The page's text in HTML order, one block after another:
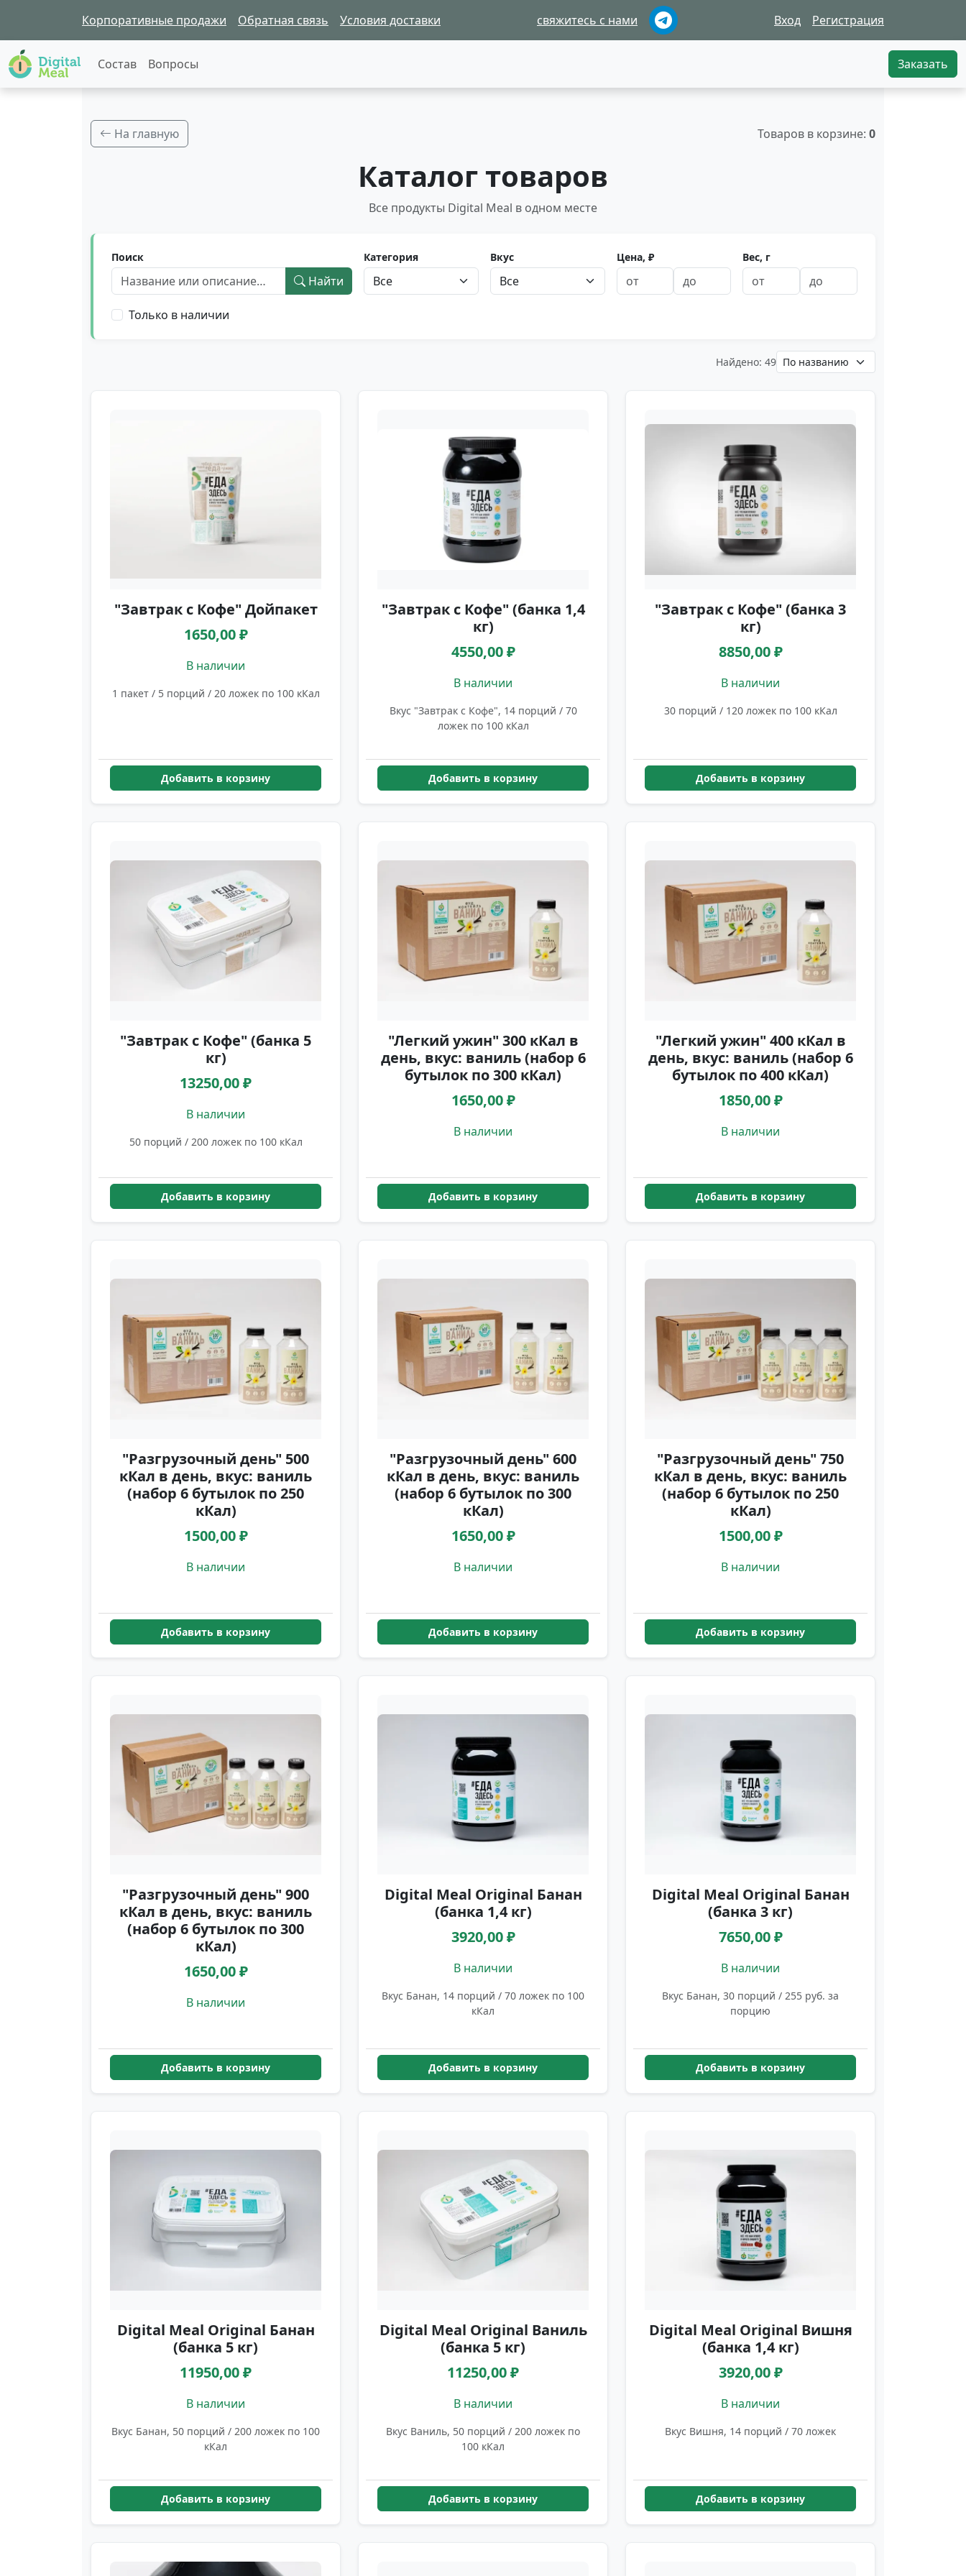
Корпоративные продажи Обратная связь Условия доставки свяжитесь с нами Вход Регистрация
Состав Вопросы Заказать
На главную Товаров в корзине: 0
Каталог товаров
Все продукты Digital Meal в одном месте
Поиск
Найти
Категория Вкус Цена, ₽ Вес, г
Только в наличии
Найдено: 49
"Завтрак с Кофе" Дойпакет
1650,00 ₽
В наличии
1 пакет / 5 порций / 20 ложек по 100 кКал
Добавить в корзину
"Завтрак с Кофе" (банка 1,4
кг)
4550,00 ₽
В наличии
Вкус "Завтрак с Кофе", 14 порций / 70
ложек по 100 кКал
Добавить в корзину
"Завтрак с Кофе" (банка 3
кг)
8850,00 ₽
В наличии
30 порций / 120 ложек по 100 кКал
Добавить в корзину
"Завтрак с Кофе" (банка 5
кг)
13250,00 ₽
В наличии
50 порций / 200 ложек по 100 кКал
Добавить в корзину
"Легкий ужин" 300 кКал в
день, вкус: ваниль (набор 6
бутылок по 300 кКал)
1650,00 ₽
В наличии
Добавить в корзину
"Легкий ужин" 400 кКал в
день, вкус: ваниль (набор 6
бутылок по 400 кКал)
1850,00 ₽
В наличии
Добавить в корзину
"Разгрузочный день" 500
кКал в день, вкус: ваниль
(набор 6 бутылок по 250
кКал)
1500,00 ₽
В наличии
Добавить в корзину
"Разгрузочный день" 600
кКал в день, вкус: ваниль
(набор 6 бутылок по 300
кКал)
1650,00 ₽
В наличии
Добавить в корзину
"Разгрузочный день" 750
кКал в день, вкус: ваниль
(набор 6 бутылок по 250
кКал)
1500,00 ₽
В наличии
Добавить в корзину
"Разгрузочный день" 900
кКал в день, вкус: ваниль
(набор 6 бутылок по 300
кКал)
1650,00 ₽
В наличии
Добавить в корзину
Digital Meal Original Банан
(банка 1,4 кг)
3920,00 ₽
В наличии
Вкус Банан, 14 порций / 70 ложек по 100
кКал
Добавить в корзину
Digital Meal Original Банан
(банка 3 кг)
7650,00 ₽
В наличии
Вкус Банан, 30 порций / 255 руб. за
порцию
Добавить в корзину
Digital Meal Original Банан
(банка 5 кг)
11950,00 ₽
В наличии
Вкус Банан, 50 порций / 200 ложек по 100
кКал
Добавить в корзину
Digital Meal Original Ваниль
(банка 5 кг)
11250,00 ₽
В наличии
Вкус Ваниль, 50 порций / 200 ложек по
100 кКал
Добавить в корзину
Digital Meal Original Вишня
(банка 1,4 кг)
3920,00 ₽
В наличии
Вкус Вишня, 14 порций / 70 ложек
Добавить в корзину